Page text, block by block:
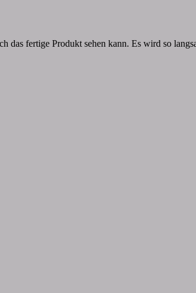
das fertige Produkt sehen kann. Es wird so